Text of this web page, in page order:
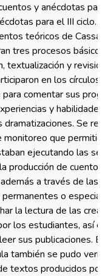
y anécdotas
para el III ciclo.
teóricos de
tres procesos
textualización y
en los círculos
para comentar sus
y
Se
monitoreo que permitió
ejecutando las
producción de
a través de las
o
la lectura de las
los estudiantes, así
sus publicaciones.
también se pudo
textos producidos